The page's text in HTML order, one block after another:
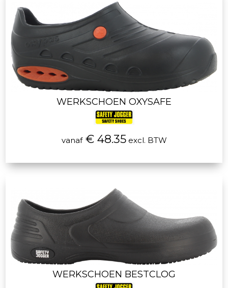
WERKSCHOEN OXYSAFE
vanaf€ 48.35excl. BTW
WERKSCHOEN BESTCLOG